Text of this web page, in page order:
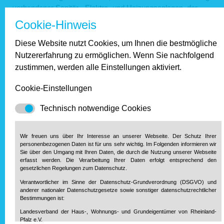
vorhandener Sanitär-, Elektro- und Heizungsanlagen, der
Fußbodenbeläge, der Fenster und der Dacheindeckung, sind
in der Regel sofort abziehbare Erhaltungsaufwendungen.
Die nachfolgend aufgeführten Kennzeichen sprechen für ein
Vorliegen von Erhaltungsaufwendungen (= Reparaturen):
Wesensart.
Eine Baumaßnahme dient der Erhaltung des
ordnungsgemäßen Zustands.
wieder in ungefähr gleicher Höhe an.
Die Aufwendungen (ohne Umsatzsteuer) übersteigen in
den ersten 3 Jahren nach Anschaffung nicht 15 Prozent
der Anschaffungskosten des Gebäudes (so genannter
anschaffungsnaher Herstellungsaufwand).
Diese einzelnen Merkmale brauchen aber nicht zwingend
nebeneinander vorzuliegen, um Erhaltungsaufwand zu
Cookie-Hinweis
Diese Website nutzt Cookies, um Ihnen die bestmögliche
Nutzererfahrung zu ermöglichen. Wenn Sie nachfolgend
zustimmen, werden alle Einstellungen aktiviert.
Cookie-Einstellungen
Technisch notwendige Cookies
Wir freuen uns über Ihr Interesse an unserer Webseite. Der Schutz Ihrer
personenbezogenen Daten ist für uns sehr wichtig. Im Folgenden informieren wir
Sie über den Umgang mit Ihren Daten, die durch die Nutzung unserer Webseite
erfasst werden. Die Verarbeitung Ihrer Daten erfolgt entsprechend den
gesetzlichen Regelungen zum Datenschutz.
Verantwortlicher im Sinne der Datenschutz-Grundverordnung (DSGVO) und
anderer nationaler Datenschutzgesetze sowie sonstiger datenschutzrechtlicher
Bestimmungen ist:
Landesverband der Haus-, Wohnungs- und Grundeigentümer von Rheinland-
Pfalz e.V.